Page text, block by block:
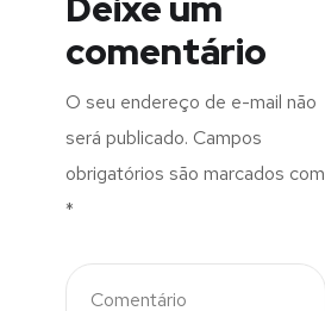
comentário
O seu endereço de e-mail não
será publicado. Campos
obrigatórios são marcados com
*